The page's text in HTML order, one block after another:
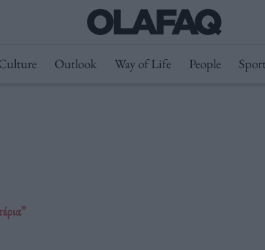
Outlook Way of Life People